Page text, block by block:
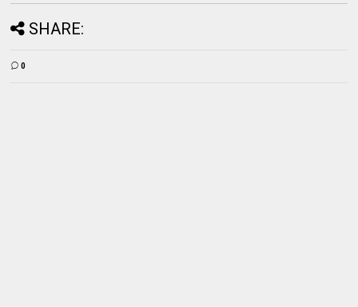
SHARE:
0